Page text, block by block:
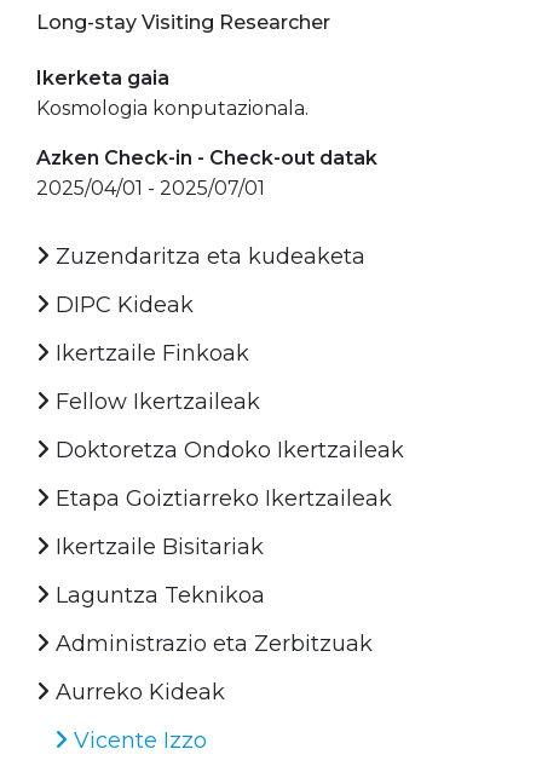
Long-stay Visiting Researcher
Ikerketa gaia
Kosmologia konputazionala.
Azken Check-in - Check-out datak
2025/04/01 - 2025/07/01
Zuzendaritza eta kudeaketa
DIPC Kideak
Ikertzaile Finkoak
Fellow Ikertzaileak
Doktoretza Ondoko Ikertzaileak
Etapa Goiztiarreko Ikertzaileak
Ikertzaile Bisitariak
Laguntza Teknikoa
Administrazio eta Zerbitzuak
Aurreko Kideak
Vicente Izzo